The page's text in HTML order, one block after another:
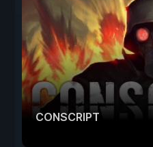
CONSCRIPT